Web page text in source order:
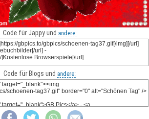
Code für Jappy und andere:
Code für Blogs und andere: